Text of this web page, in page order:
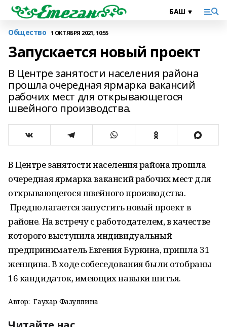
Общество 1 ОКТЯБРЯ 2021, 10:55
Запускается новый проект
В Центре занятости населения района
прошла очередная ярмарка вакансий
рабочих мест для открывающегося
швейного производства.
В Центре занятости населения района прошла
очередная ярмарка вакансий рабочих мест для
открывающегося швейного производства.
Предполагается запустить новый проект в
районе. На встречу с работодателем, в качестве
которого выступила индивидуальный
предприниматель Евгения Буркина, пришла 31
женщина. В ходе собеседования были отобраны
16 кандидаток, имеющих навыки шитья.
Автор: Гаухар Фазуллина